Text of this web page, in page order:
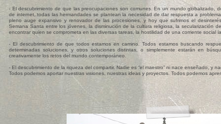
- El descubrimiento de que las preocupaciones son comunes. En un mundo globalizado,
de internet, todas las hermandades se plantean la necesidad de dar respuesta a
pleno auge expansivo y renovador de las procesiones, y hoy que sufrimos el
Semana Santa entre los jóvenes, la disminución de la cultura religiosa, la secularización
encontrar quien se comprometa en las diversas tareas, la hostilidad de una corriente social
- El descubrimiento de que todos estamos en camino. Todos estamos buscando
determinadas soluciones, y otros soluciones distintas, o simplemente estarán en
creativamente los retos del mundo contemporáneo.
- El descubrimiento de la riqueza del compartir. Nadie es “el maestro” ni nace enseñado, y
Todos podemos aportar nuestras visiones, nuestras ideas y proyectos. Todos podemos